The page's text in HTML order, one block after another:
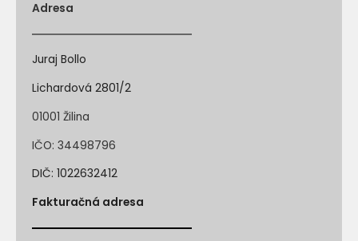
Adresa
Juraj Bollo
Lichardová 2801/2
01001 Žilina
IČO: 34498796
DIČ: 1022632412
Fakturačná adresa